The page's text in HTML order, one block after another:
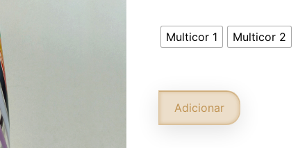
Multicor 1 Multicor 2
Adicionar